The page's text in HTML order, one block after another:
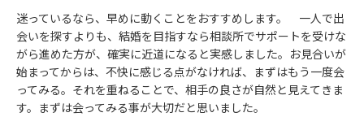
迷っているなら、早めに動くことをおすすめします。 一人で出
会いを探すよりも、結婚を目指すなら相談所でサポートを受けな
がら進めた方が、確実に近道になると実感しました。お見合いが
始まってからは、不快に感じる点がなければ、まずはもう一度会
ってみる。それを重ねることで、相手の良さが自然と見えてきま
す。まずは会ってみる事が大切だと思いました。